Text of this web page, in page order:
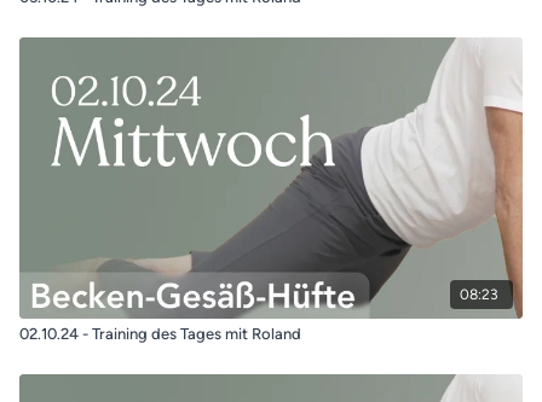
08:23
02.10.24 - Training des Tages mit Roland